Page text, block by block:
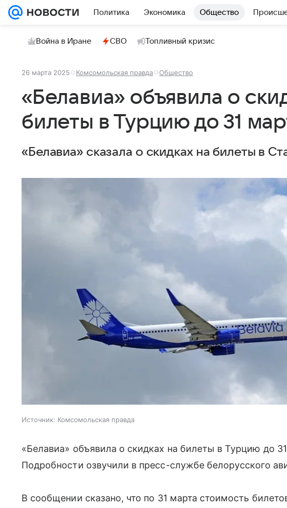
Политика Экономика Общество
Война в Иране СВО Топливный кризис
26 марта 2025 Комсомольская правда Общество
«Белавиа» объявила о
билеты в Турцию до 31
«Белавиа» сказала о скидках на билеты в
Источник: Комсомольская правда
«Белавиа» объявила о скидках на билеты в Турцию до
Подробности озвучили в пресс-службе белорусского
В сообщении сказано, что по 31 марта стоимость